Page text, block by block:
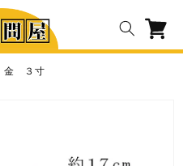
ー
ト
金 ３寸